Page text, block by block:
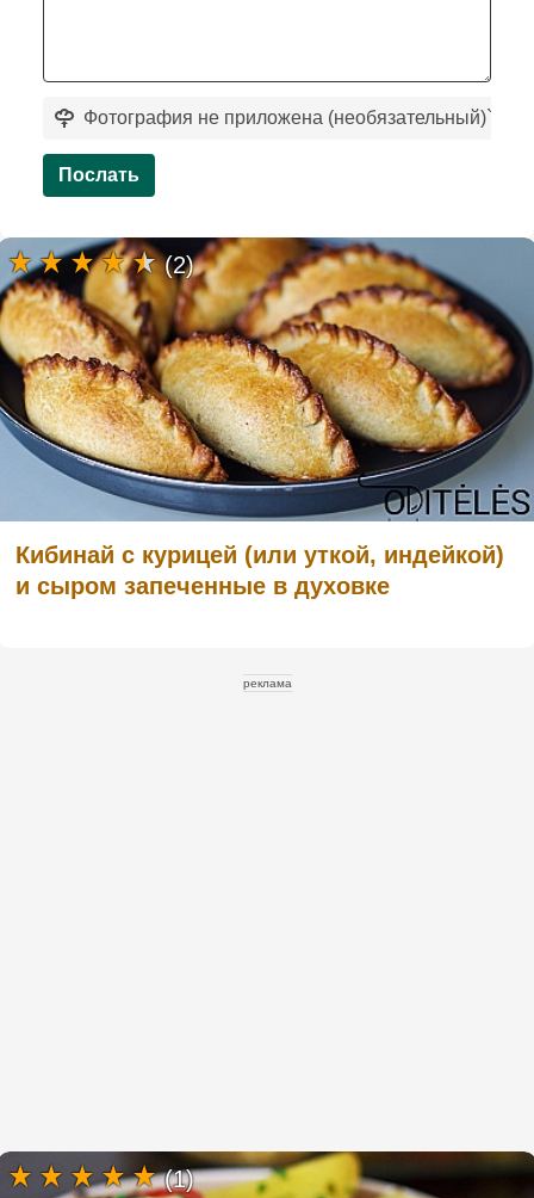
Фотография не приложена (необязательный)`
Послать
Кибинай с курицей (или уткой, индейкой)
и сыром запеченные в духовке
(2)
реклама
(1)